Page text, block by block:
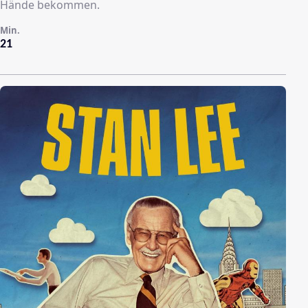
Hände bekommen.
21
Min.